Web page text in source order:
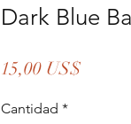
Dark Blue
15,00 US$
Cantidad *